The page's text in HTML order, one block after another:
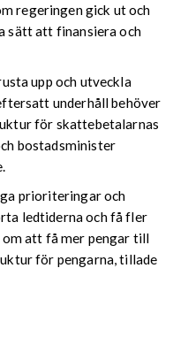
regeringen gick ut och
sätt att finansiera och
upp och utveckla
underhåll behöver
för skattebetalarnas
bostadsminister
prioriteringar och
ledtiderna och få fler
att få mer pengar till
för pengarna, tillade